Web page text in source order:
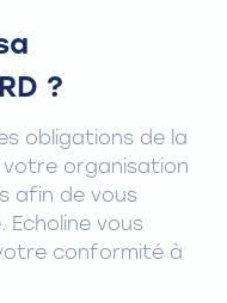
?
obligations de la
votre organisation
afin de vous
vous
conformité à